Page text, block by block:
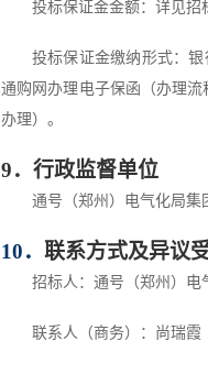
投标保证金金额：详见招
投标保证金缴纳形式：
通购网办理电子保函（办理
办理）。
9．行政监督单位
通号（郑州）电气化局集
10． 联系方式及异议
招标人：通号（郑州）电
联系人（商务）：尚瑞霞